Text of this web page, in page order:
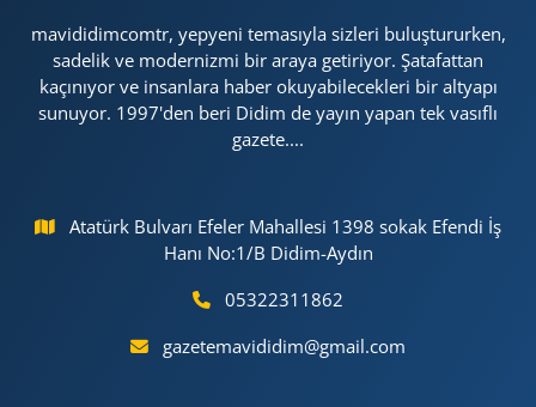
mavididimcomtr, yepyeni temasıyla sizleri buluştururken,
sadelik ve modernizmi bir araya getiriyor. Şatafattan
kaçınıyor ve insanlara haber okuyabilecekleri bir altyapı
sunuyor. 1997'den beri Didim de yayın yapan tek vasıflı
gazete....
Atatürk Bulvarı Efeler Mahallesi 1398 sokak Efendi İş
Hanı No:1/B Didim-Aydın
05322311862
gazetemavididim@gmail.com